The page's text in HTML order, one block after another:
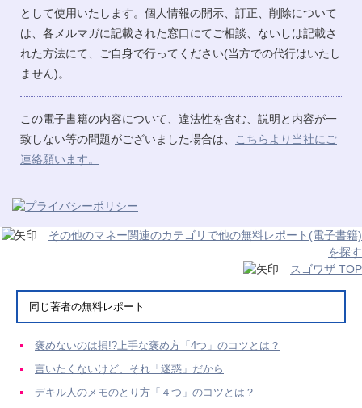
として使用いたします。個人情報の開示、訂正、削除について
は、各メルマガに記載された窓口にてご相談、ないしは記載さ
れた方法にて、ご自身で行ってください(当方での代行はいたし
ません)。
この電子書籍の内容について、違法性を含む、説明と内容が一
致しない等の問題がございました場合は、
こちらより当社にご
連絡願います。
その他のマネー関連のカテゴリで他の無料レポート(電子書籍)
を探す
スゴワザ TOP
同じ著者の無料レポート
褒めないのは損!?上手な褒め方「4つ」のコツとは？
言いたくないけど、それ「迷惑」だから
デキル人のメモのとり方「４つ」のコツとは？